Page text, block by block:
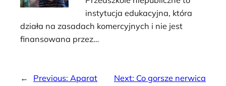
instytucja edukacyjna, która
działa na zasadach komercyjnych i nie jest
finansowana przez…
← Previous: Aparat
Next: Co gorsze nerwica